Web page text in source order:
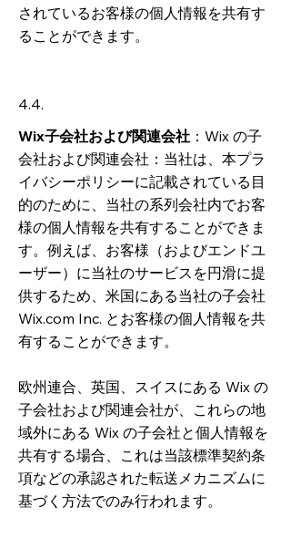
されているお客様の個人情報を共有す
ることができます。
4.4.
Wix子会社および関連会社 ：Wix の子
会社および関連会社：当社は、本プラ
イバシーポリシーに記載されている目
的のために、当社の系列会社内でお客
様の個人情報を共有することができま
す。例えば、お客様（およびエンドユ
ーザー）に当社のサービスを円滑に提
供するため、米国にある当社の子会社
Wix.com Inc. とお客様の個人情報を共
有することができます。
欧州連合、英国、スイスにある Wix の
子会社および関連会社が、これらの地
域外にある Wix の子会社と個人情報を
共有する場合、これは当該標準契約条
項などの承認された転送メカニズムに
基づく方法でのみ行われます。